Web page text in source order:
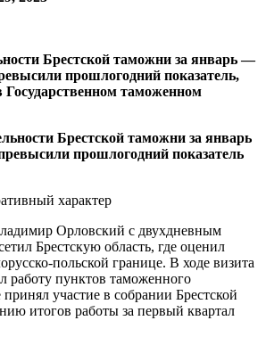
Брестской таможни за январь —
прошлогодний показатель,
таможенном
характер
Орловский с двухдневным
Брестскую область, где оценил
польской границе. В ходе визита
работу пунктов таможенного
участие в собрании Брестской
итогов работы за первый квартал